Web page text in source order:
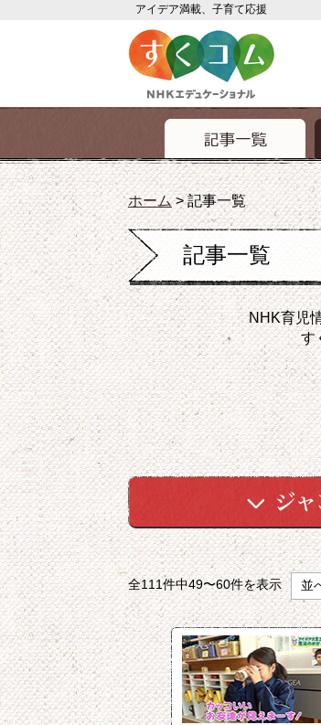
アイデア満載、子育て応援
ホーム>記事一覧
記事一覧
NHK育児
す
全111件中49〜60件を表示